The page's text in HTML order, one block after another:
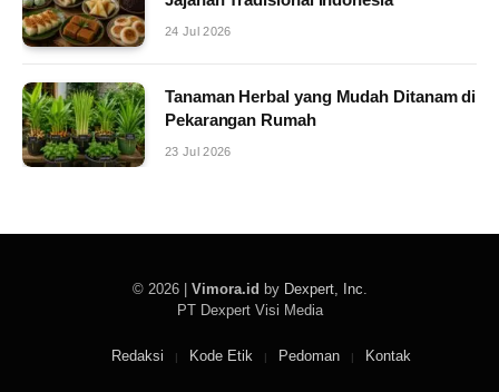
24 Jul 2026
Tanaman Herbal yang Mudah Ditanam di
Pekarangan Rumah
23 Jul 2026
© 2026 | Vimora.id by Dexpert, Inc.
PT Dexpert Visi Media
Redaksi Kode Etik Pedoman Kontak